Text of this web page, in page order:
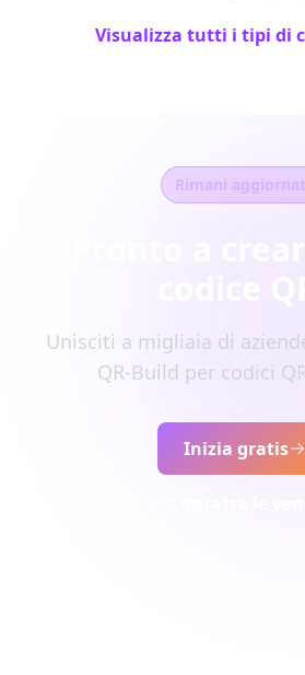
Visualizza tutti i tipi di
Rimani
Unisciti a migliaia di
QR-Build per codici
Inizia gratis